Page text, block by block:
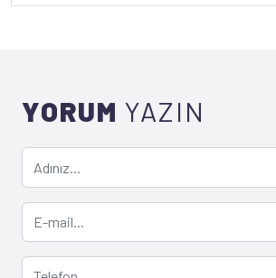
YORUM YAZIN